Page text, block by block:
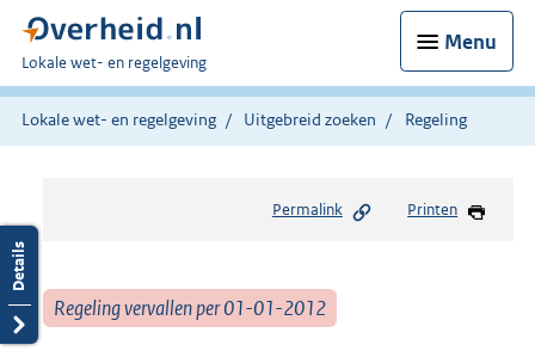
Menu
U
bent
hier:
Lokale wet- en regelgeving
Lokale wet- en regelgeving Uitgebreid zoeken Regeling
Permalink Printen
Regeling vervallen per 01-01-2012